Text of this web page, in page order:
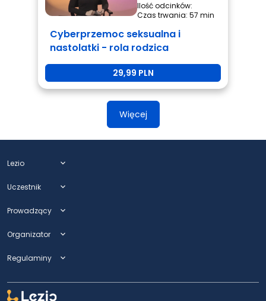
Ilość odcinków:
Czas trwania: 57 min
Cyberprzemoc seksualna i
nastolatki - rola rodzica
29,99 PLN
Więcej
Lezio expand_more
Uczestnik expand_more
Prowadzący expand_more
Organizator expand_more
Regulaminy expand_more